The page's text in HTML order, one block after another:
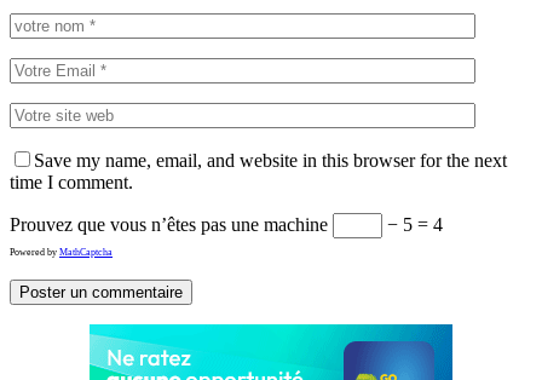
Save my name, email, and website in this browser for the next
time I comment.
Prouvez que vous n’êtes pas une machine − 5 = 4
Powered by MathCaptcha